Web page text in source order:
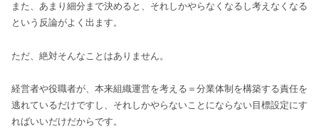
また、あまり細分まで決めると、それしかやらなくなるし考えなくなる
という反論がよく出ます。
ただ、絶対そんなことはありません。
経営者や役職者が、本来組織運営を考える＝分業体制を構築する責任を
逃れているだけですし、それしかやらないことにならない目標設定にす
ればいいだけだからです。